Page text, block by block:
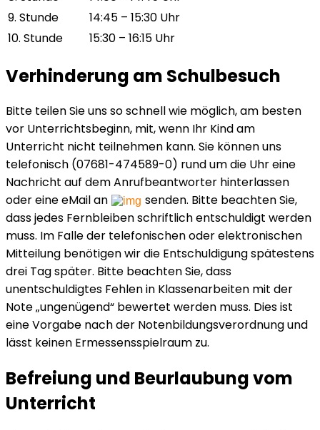
9. Stunde
14:45 – 15:30 Uhr
10. Stunde
15:30 – 16:15 Uhr
Verhinderung am Schulbesuch
Bitte teilen Sie uns so schnell wie möglich, am besten
vor Unterrichtsbeginn, mit, wenn Ihr Kind am
Unterricht nicht teilnehmen kann. Sie können uns
telefonisch (07681-474589-0) rund um die Uhr eine
Nachricht auf dem Anrufbeantworter hinterlassen
oder eine eMail an
senden. Bitte beachten Sie,
dass jedes Fernbleiben schriftlich entschuldigt werden
muss. Im Falle der telefonischen oder elektronischen
Mitteilung benötigen wir die Entschuldigung spätestens
drei Tag später. Bitte beachten Sie, dass
unentschuldigtes Fehlen in Klassenarbeiten mit der
Note „ungenügend“ bewertet werden muss. Dies ist
eine Vorgabe nach der Notenbildungsverordnung und
lässt keinen Ermessensspielraum zu.
Befreiung und Beurlaubung vom
Unterricht